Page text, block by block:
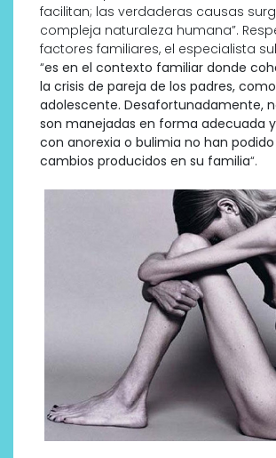
facilitan; las verdaderas causas
compleja naturaleza humana”.
factores familiares, el especialista
“es en el contexto familiar donde
la crisis de pareja de los padres,
adolescente. Desafortunadamente,
son manejadas en forma adecuada
con anorexia o bulimia no han
cambios producidos en su familia“.